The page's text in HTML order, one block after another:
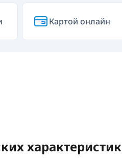
Картой онлайн
характеристик